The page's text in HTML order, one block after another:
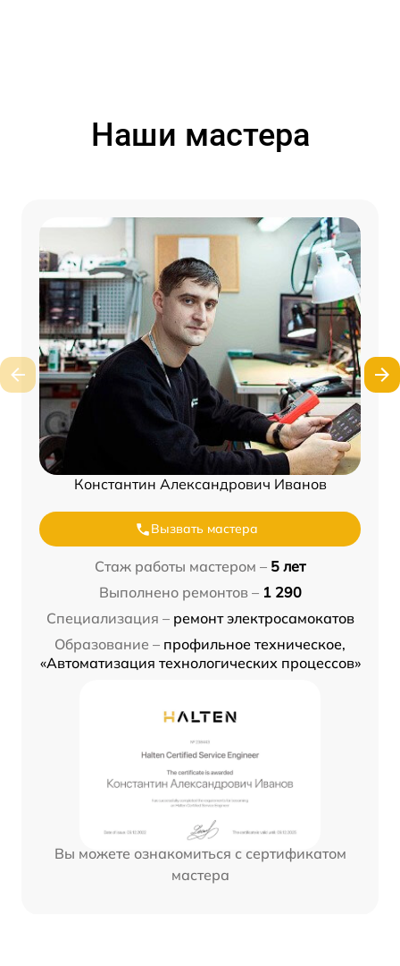
Наши мастера
Константин Александрович Иванов
Вызвать мастера
Стаж работы мастером – 5 лет
Выполнено ремонтов – 1 290
Специализация – ремонт электросамокатов
Образование – профильное техническое,
«Автоматизация технологических процессов»
Вы можете ознакомиться с сертификатом
мастера